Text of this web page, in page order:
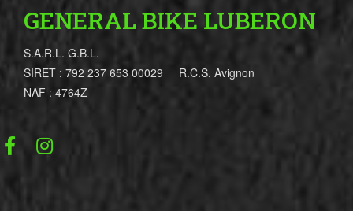
GENERAL BIKE LUBERON
S.A.R.L. G.B.L.
SIRET : 792 237 653 00029 R.C.S. Avignon
NAF : 4764Z